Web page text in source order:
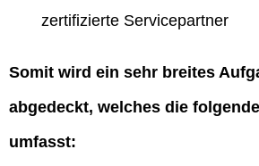
zertifizierte Servicepartner
Somit wird ein sehr breites
abgedeckt, welches die
umfasst: